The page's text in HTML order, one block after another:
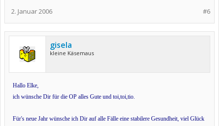
#6
2. Januar 2006
gisela
kleine Käsemaus
Hallo Elke,
ich wünsche Dir für die OP alles Gute und toi,toi,tio.
Für's neue Jahr wünsche ich Dir auf alle Fälle eine stabilere Gesundheit, viel Glück